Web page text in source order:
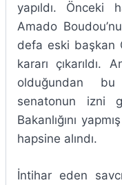
yapıldı. Önceki
Amado
defa eski başkan
kararı çıkarıldı.
olduğundan bu
senatonun izni
Bakanlığını
hapsine alındı.
İntihar eden